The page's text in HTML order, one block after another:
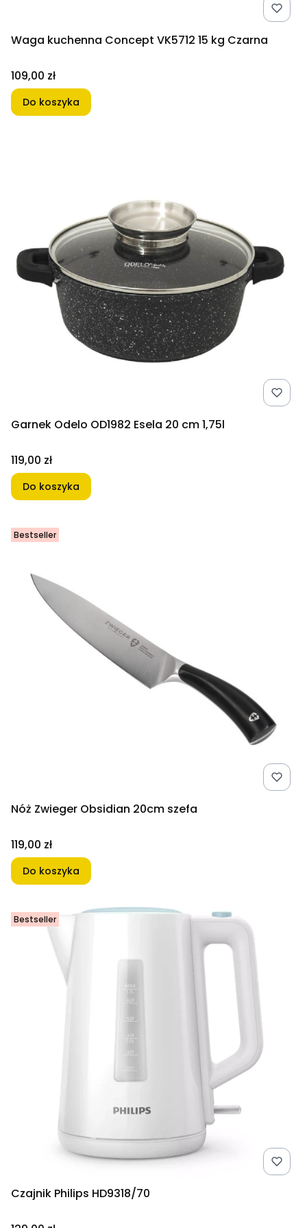
Waga kuchenna Concept VK5712 15 kg Czarna
Cena
109,00 zł
Do koszyka
Garnek Odelo OD1982 Esela 20 cm 1,75l
Cena
119,00 zł
Do koszyka
Bestseller
Nóż Zwieger Obsidian 20cm szefa
Cena
119,00 zł
Do koszyka
Bestseller
Czajnik Philips HD9318/70